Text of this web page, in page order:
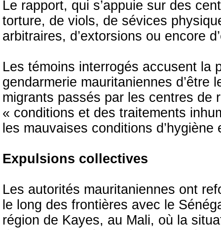
Le rapport, qui s’appuie sur des
torture, de viols, de sévices
arbitraires, d’extorsions ou encore
Les témoins interrogés accusent la
gendarmerie mauritaniennes
migrants passés par les centres de
« conditions et des traitements
les mauvaises conditions
Expulsions collectives
Les autorités mauritaniennes ont
le long des frontières avec le
région de Kayes, au Mali, où la